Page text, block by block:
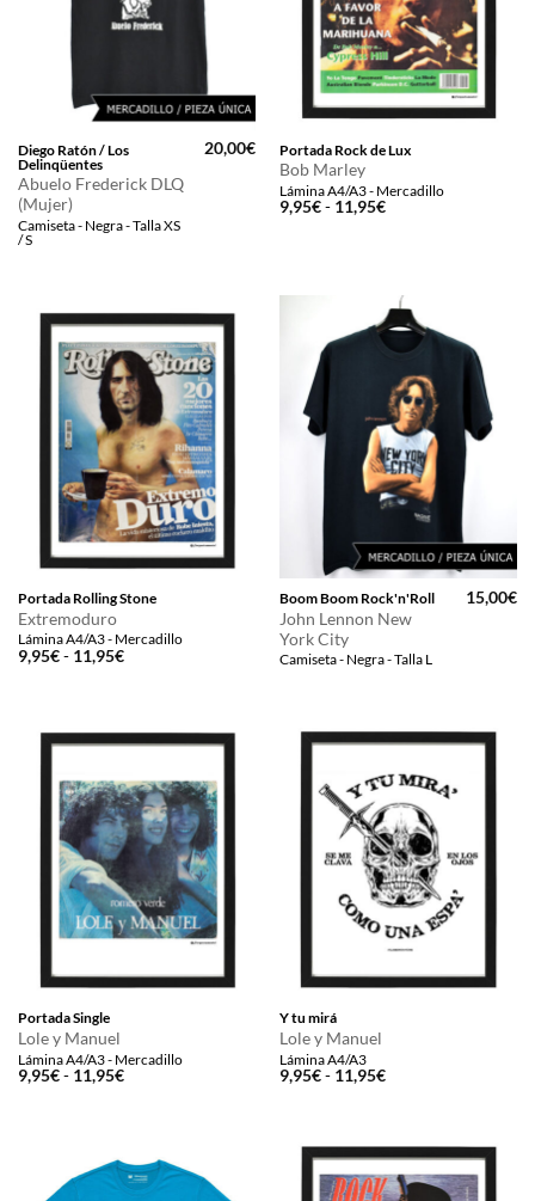
Diego Ratón / Los
Delinqüentes
Abuelo Frederick DLQ
(Mujer)
Camiseta - Negra - Talla XS
/ S
20,00€ Portada Rock de Lux
Bob Marley
Lámina A4/A3 - Mercadillo
9,95€ - 11,95€Rango
11,95€
Portada Rolling Stone
Extremoduro
Lámina A4/A3 - Mercadillo
9,95€ - 11,95€Rango
hasta
11,95€
Boom Boom Rock'n'Roll
John Lennon New
York City
Camiseta - Negra - Talla L
15,00€
Portada Single
Lole y Manuel
Lámina A4/A3 - Mercadillo
9,95€ - 11,95€Rango
11,95€
Y tu mirá
Lole y Manuel
Lámina A4/A3
9,95€ - 11,95€Rango
hasta